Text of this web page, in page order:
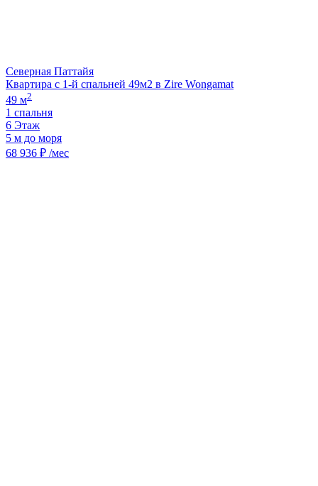
Северная Паттайя
Квартира с 1-й спальней 49м2 в Zire Wongamat
49 м2
1 спальня
6 Этаж
5 м до моря
68 936 ₽ /мес